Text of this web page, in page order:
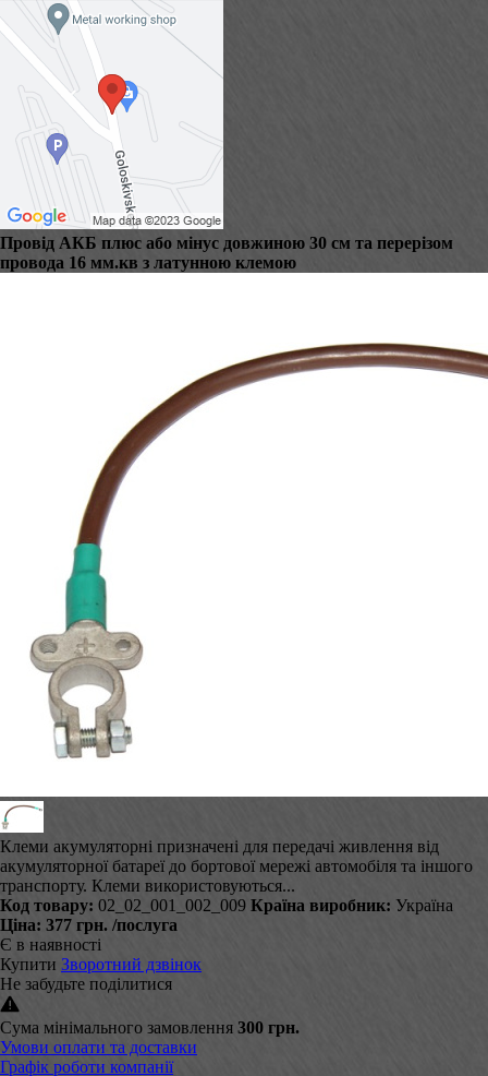
Провід АКБ плюс або мінус довжиною 30 см та перерізом
провода 16 мм.кв з латунною клемою
Клеми акумуляторні призначені для передачі живлення від
акумуляторної батареї до бортової мережі автомобіля та іншого
транспорту. Клеми використовуються...
Код товару: 02_02_001_002_009 Країна виробник: Україна
Ціна: 377 грн. /послуга
Є в наявності
Купити Зворотний дзвінок
Не забудьте поділитися
Сума мінімального замовлення 300 грн.
Умови оплати та доставки
Графік роботи компанії